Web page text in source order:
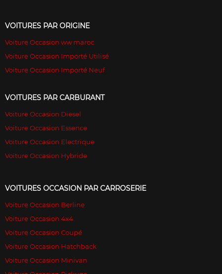
VOITURES PAR ORIGINE
Voiture Occasion ww maroc
Voiture Occasion Importé Utilisé
Voiture Occasion Importé Neuf
VOITURES PAR CARBURANT
Voiture Occasion Diesel
Voiture Occasion Essence
Voiture Occasion Electrique
Voiture Occasion Hybride
VOITURES OCCASION PAR CARROSERIE
Voiture Occasion Berline
Voiture Occasion 4x4
Voiture Occasion Coupé
Voiture Occasion Hatchback
Voiture Occasion Minivan